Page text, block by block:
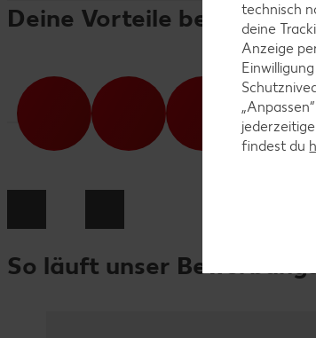
Deine Vorteile bei
So läuft unser
technisch
deine
Anzeige
findest du